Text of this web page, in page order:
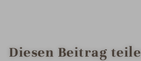
Diesen Beitrag